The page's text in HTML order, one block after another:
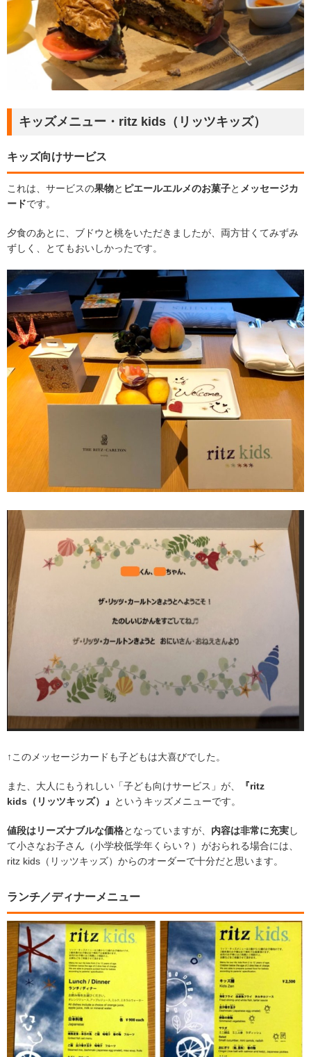
キッズメニュー・ritz kids（リッツキッズ）
キッズ向けサービス
これは、サービスの果物と ピエールエルメのお菓子と メッセージカ
ードです。
夕食のあとに、ブドウと桃をいただきましたが、両方甘くてみずみ
ずしく、とてもおいしかったです。
↑このメッセージカードも子どもは大喜びでした。
また、大人にもうれしい「子ども向けサービス」が、
『ritz
kids（リッツキッズ）』
というキッズメニューです。
値段はリーズナブルな価格となっていますが、 内容は非常に充実し
て小さなお子さん（小学校低学年くらい？）がおられる場合には、
ritz kids（リッツキッズ）からのオーダーで十分だと思います。
ランチ／ディナーメニュー